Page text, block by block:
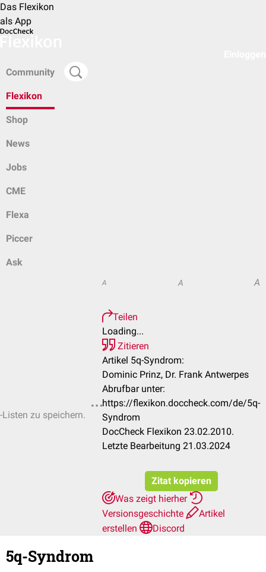
Das Flexikon
als App
Community
Flexikon
Shop
News
Jobs
CME
Flexa
Piccer
Ask
zu speichern.
A A A
Teilen
Loading...
Zitieren
Artikel 5q-Syndrom:
Dominic Prinz, Dr. Frank Antwerpes
Abrufbar unter:
https://flexikon.doccheck.com/de/5q-
Syndrom
DocCheck Flexikon 23.02.2010.
Letzte Bearbeitung 21.03.2024
Zitat kopieren
Was zeigt hierher
Versionsgeschichte
Artikel
erstellen
Discord
5q-Syndrom